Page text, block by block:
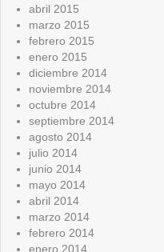
abril 2015
marzo 2015
febrero 2015
enero 2015
diciembre 2014
noviembre 2014
octubre 2014
septiembre 2014
agosto 2014
julio 2014
junio 2014
mayo 2014
abril 2014
marzo 2014
febrero 2014
enero 2014